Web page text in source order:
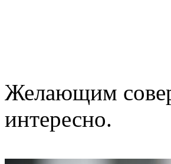
Желающим
интересно.